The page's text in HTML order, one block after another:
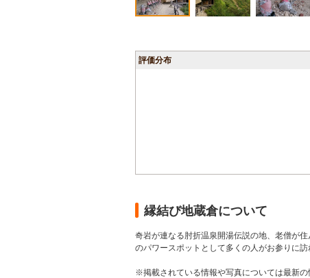
評価分布
縁結び地蔵倉について
奇岩が連なる肘折温泉開湯伝説の地、老僧が
のパワースポットとして多くの人がお参りに
※掲載されている情報や写真については最新の